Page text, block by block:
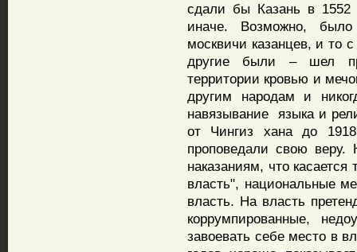
сдали бы Казань в 1552
иначе. Возможно,
москвичи казанцев, и то
другие были – шел
территории кровью и
другим народам и
навязывание языка и
от Чингиз хана до
проповедали свою веру.
наказаниям, что касается
власть", национальные
власть. На власть
коррумпированные,
завоевать себе место в